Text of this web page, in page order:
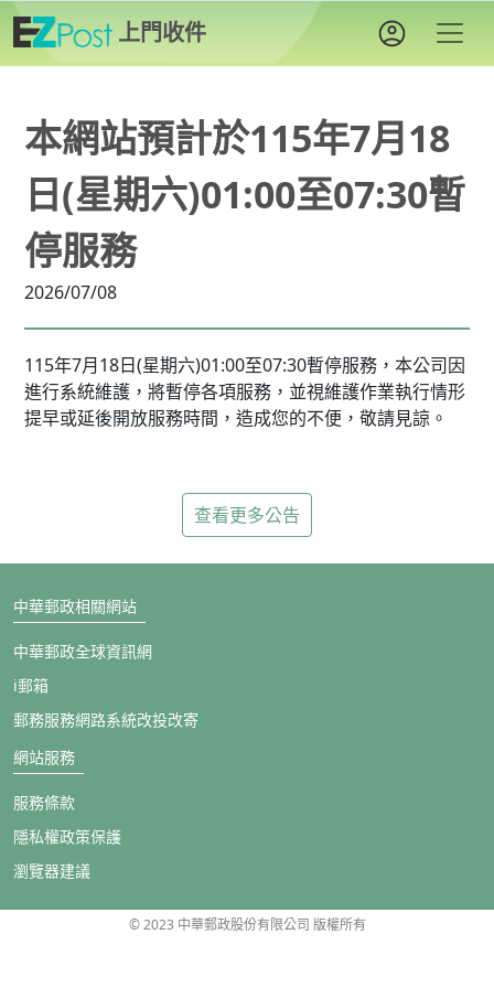
上門收件
本網站預計於115年7月18
日(星期六)01:00至07:30暫
停服務
2026/07/08
115年7月18日(星期六)01:00至07:30暫停服務，本公司因
進行系統維護，將暫停各項服務，並視維護作業執行情形
提早或延後開放服務時間，造成您的不便，敬請見諒。
查看更多公告
中華郵政相關網站
中華郵政全球資訊網
i郵箱
郵務服務網路系統改投改寄
網站服務
服務條款
隱私權政策保護
瀏覽器建議
© 2023 中華郵政股份有限公司 版權所有